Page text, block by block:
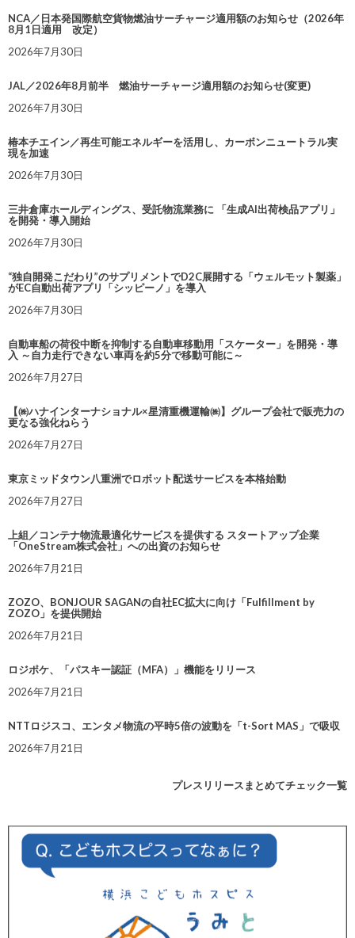
NCA／日本発国際航空貨物燃油サーチャージ適用額のお知らせ（2026年
8月1日適用 改定）
2026年7月30日
JAL／2026年8月前半 燃油サーチャージ適用額のお知らせ(変更)
2026年7月30日
椿本チエイン／再生可能エネルギーを活用し、カーボンニュートラル実
現を加速
2026年7月30日
三井倉庫ホールディングス、受託物流業務に 「生成AI出荷検品アプリ」
を開発・導入開始
2026年7月30日
“独自開発こだわり”のサプリメントでD2C展開する「ウェルモット製薬」
がEC自動出荷アプリ「シッピーノ」を導入
2026年7月30日
自動車船の荷役中断を抑制する自動車移動用「スケーター」を開発・導
入 ～自力走行できない車両を約5分で移動可能に～
2026年7月27日
【㈱ハナインターナショナル×星清重機運輸㈱】グループ会社で販売力の
更なる強化ねらう
2026年7月27日
東京ミッドタウン八重洲でロボット配送サービスを本格始動
2026年7月27日
上組／コンテナ物流最適化サービスを提供する スタートアップ企業
「OneStream株式会社」への出資のお知らせ
2026年7月21日
ZOZO、BONJOUR SAGANの自社EC拡大に向け「Fulfillment by
ZOZO」を提供開始
2026年7月21日
ロジポケ、「パスキー認証（MFA）」機能をリリース
2026年7月21日
NTTロジスコ、エンタメ物流の平時5倍の波動を「t-Sort MAS」で吸収
2026年7月21日
プレスリリースまとめてチェック一覧